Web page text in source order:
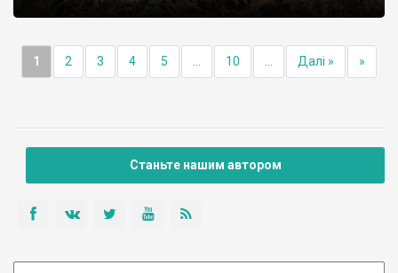
1 2 3 4 5 10 Далі » »
Станьте нашим автором